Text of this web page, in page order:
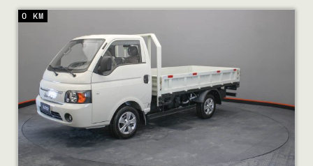
VENDÉ
FINANCIÁ
NOSOTROS
CONTACTO
0 KM